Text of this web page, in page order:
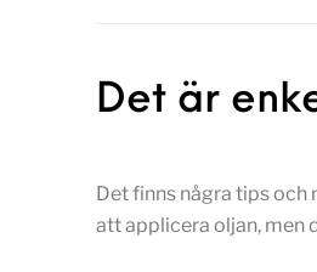
Det är
Det finns några tips och
att applicera oljan, men